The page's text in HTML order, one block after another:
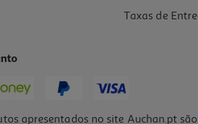
Taxas de
apresentados no site Auchan.pt